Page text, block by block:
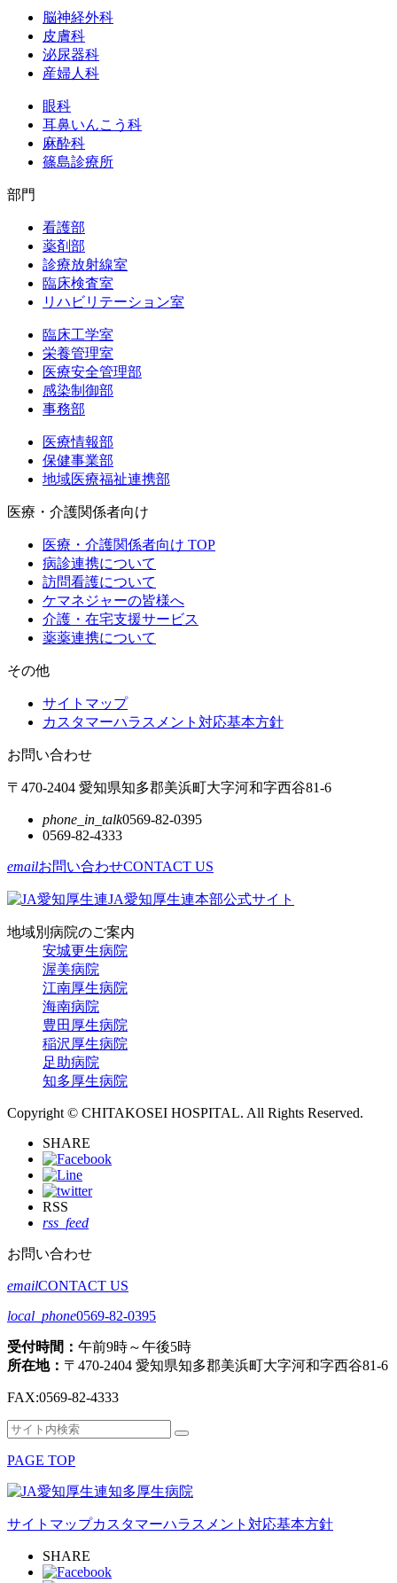
脳神経外科
皮膚科
泌尿器科
産婦人科
眼科
耳鼻いんこう科
麻酔科
篠島診療所
部門
看護部
薬剤部
診療放射線室
臨床検査室
リハビリテーション室
臨床工学室
栄養管理室
医療安全管理部
感染制御部
事務部
医療情報部
保健事業部
地域医療福祉連携部
医療・介護関係者向け
医療・介護関係者向け TOP
病診連携について
訪問看護について
ケマネジャーの皆様へ
介護・在宅支援サービス
薬薬連携について
その他
サイトマップ
カスタマーハラスメント対応基本方針
お問い合わせ
〒470-2404 愛知県知多郡美浜町大字河和字西谷81-6
phone_in_talk0569-82-0395
0569-82-4333
emailお問い合わせCONTACT US
JA愛知厚生連本部公式サイト
地域別病院のご案内
安城更生病院
渥美病院
江南厚生病院
海南病院
豊田厚生病院
稲沢厚生病院
足助病院
知多厚生病院
Copyright © CHITAKOSEI HOSPITAL. All Rights Reserved.
SHARE
RSS
rss_feed
お問い合わせ
emailCONTACT US
local_phone0569-82-0395
受付時間： 午前9時～午後5時
所在地： 〒470-2404 愛知県知多郡美浜町大字河和字西谷81-6
FAX:0569-82-4333
検
対
象:
検
PAGE TOP
サイトマップカスタマーハラスメント対応基本方針
SHARE